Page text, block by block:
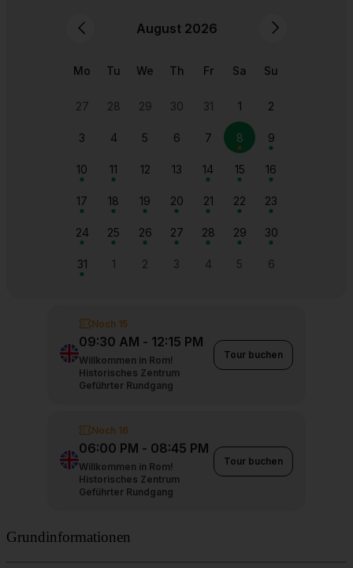
Erleben Sie die Pracht des antiken Roms, von der
Trajanssäule bis zu den weiten Ausblicken auf die